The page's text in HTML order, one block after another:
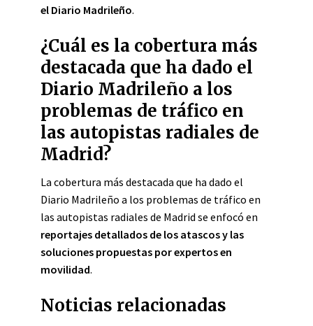
el Diario Madrileño.
¿Cuál es la cobertura más
destacada que ha dado el
Diario Madrileño a los
problemas de tráfico en
las autopistas radiales de
Madrid?
La cobertura más destacada que ha dado el
Diario Madrileño a los problemas de tráfico en
las autopistas radiales de Madrid se enfocó en
reportajes detallados de los atascos y las
soluciones propuestas por expertos en
movilidad.
Noticias relacionadas